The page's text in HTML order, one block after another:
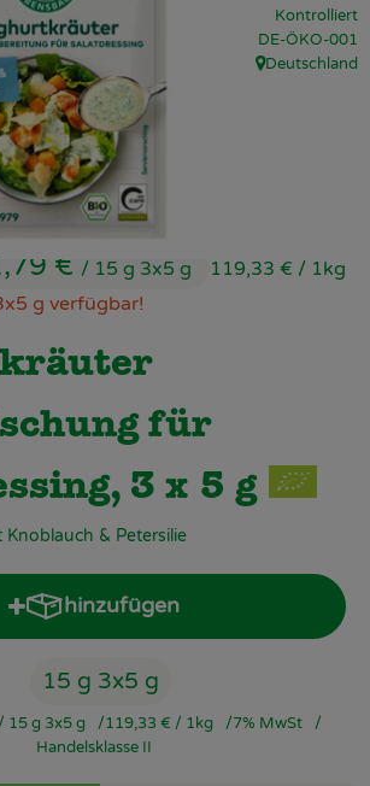
für
3 x 5 g
& Petersilie
€ / 15 g 3x5 g 119,33 € / 1kg
g verfügbar!
Kontrolliert
, Kontrollstelle:
DE-ÖKO-001
, Herkunft:
Deutschland
hinzufügen
Produkt zum Warenkorb
15 g 3x5 g
/ 15 g 3x5 g 119,33 € / 1kg
7% MwSt
Handelsklasse II